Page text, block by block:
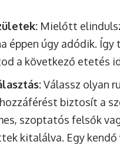
Mielőtt
éppen úgy adódik. Így
a következő etetés
Válassz olyan
biztosít a
szoptatós felsők
kitalálva. Egy kendő